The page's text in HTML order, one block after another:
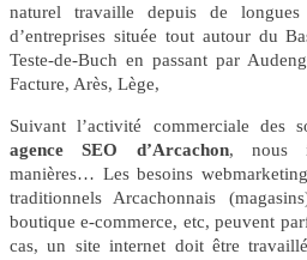
naturel travaille depuis de
d’entreprises située tout autour du
Teste-de-Buch en passant par
Facture, Arès, Lège,
Suivant l’activité commerciale des
agence SEO d’Arcachon, nous
manières… Les besoins
traditionnels Arcachonnais
boutique e-commerce, etc, peuvent
cas, un site internet doit être